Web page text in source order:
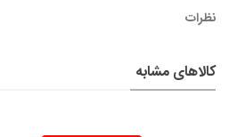
نظرات
کالاهای مشابه